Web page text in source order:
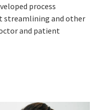
process
streamlining and other
and patient